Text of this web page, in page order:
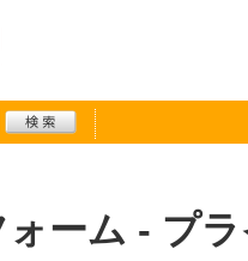
ーム - プ